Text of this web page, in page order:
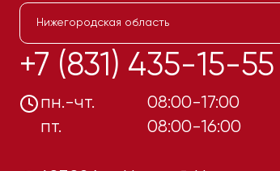
Нижегородская область
+7 (831) 435-15-55
пн.-чт.
пт.
08:00-17:00
08:00-16:00